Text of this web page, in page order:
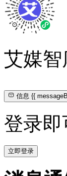
艾媒
信息{{
登录
立即登录